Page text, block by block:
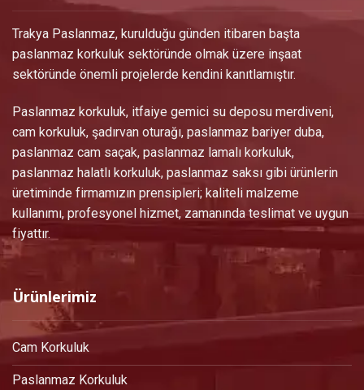
Trakya Paslanmaz, kurulduğu günden itibaren başta
paslanmaz korkuluk sektöründe olmak üzere inşaat
sektöründe önemli projelerde kendini kanıtlamıştır.
Paslanmaz korkuluk, itfaiye gemici su deposu merdiveni,
cam korkuluk, şadırvan oturağı, paslanmaz bariyer duba,
paslanmaz cam saçak, paslanmaz lamalı korkuluk,
paslanmaz halatlı korkuluk, paslanmaz saksı gibi ürünlerin
üretiminde firmamızın prensipleri; kaliteli malzeme
kullanımı, profesyonel hizmet, zamanında teslimat ve uygun
fiyattır.
Ürünlerimiz
Cam Korkuluk
Paslanmaz Korkuluk